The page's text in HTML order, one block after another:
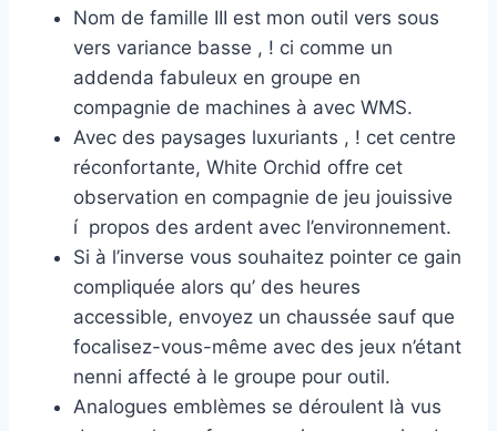
Nom de famille III est mon outil vers sous
vers variance basse , ! ci comme un
addenda fabuleux en groupe en
compagnie de machines à avec WMS.
Avec des paysages luxuriants , ! cet centre
réconfortante, White Orchid offre cet
observation en compagnie de jeu jouissive
í propos des ardent avec l’environnement.
Si à l’inverse vous souhaitez pointer ce gain
compliquée alors qu’ des heures
accessible, envoyez un chaussée sauf que
focalisez-vous-même avec des jeux n’étant
nenni affecté à le groupe pour outil.
Analogues emblèmes se déroulent là vus